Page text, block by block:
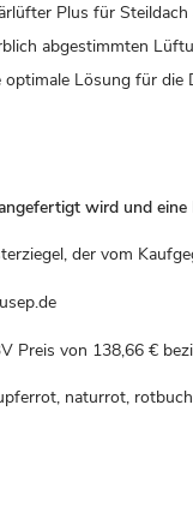
Plus für
abgestimmten
Lösung für
wird und
der vom
Preis von 138,66 €
naturrot,